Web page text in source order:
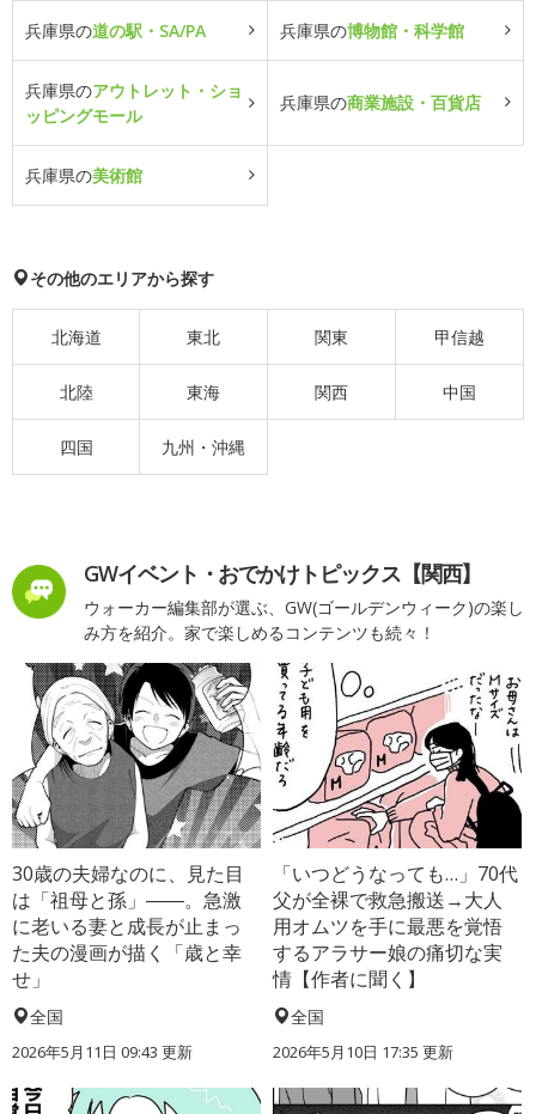
兵庫県の道の駅・SA/PA 兵庫県の博物館・科学館
兵庫県のアウトレット・ショ
ッピングモール
兵庫県の商業施設・百貨店
兵庫県の美術館
その他のエリアから探す
北海道 東北 関東 甲信越
北陸 東海 関西 中国
四国 九州・沖縄
GWイベント・おでかけトピックス【関西】
ウォーカー編集部が選ぶ、GW(ゴールデンウィーク)の楽し
み方を紹介。家で楽しめるコンテンツも続々！
30歳の夫婦なのに、見た目
は「祖母と孫」――。急激
に老いる妻と成長が止まっ
た夫の漫画が描く「歳と幸
せ」
全国
2026年5月11日 09:43 更新
「いつどうなっても…」70代
父が全裸で救急搬送→大人
用オムツを手に最悪を覚悟
するアラサー娘の痛切な実
情【作者に聞く】
全国
2026年5月10日 17:35 更新